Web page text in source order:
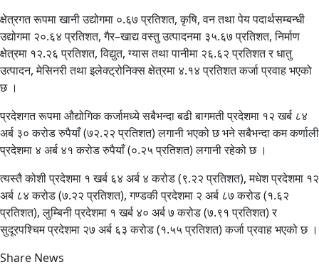
क्षेत्रगत रूपमा खानी उद्योगमा ०.६७ प्रतिशत, कृषि, वन तथा पेय पदार्थसम्बन्धी
उद्योगमा २०.६४ प्रतिशत, गैर–खाद्य वस्तु उत्पादनमा ३५.६७ प्रतिशत, निर्माण
क्षेत्रमा १२.२६ प्रतिशत, विद्युत, ग्यास तथा पानीमा २६.६२ प्रतिशत र धातु
उत्पादन, मेसिनरी तथा इलेक्ट्रोनिक्स क्षेत्रमा ४.१४ प्रतिशत कर्जा प्रवाह भएको
छ ।
प्रदेशगत रूपमा औद्योगिक कर्जामध्ये सबैभन्दा बढी बागमती प्रदेशमा १२ खर्ब ८४
अर्ब ३० करोड रुपैयाँ (७२.२२ प्रतिशत) लगानी भएको छ भने सबैभन्दा कम कर्णाली
प्रदेशमा ४ अर्ब ४१ करोड रुपैयाँ (०.२५ प्रतिशत) लगानी रहेको छ ।
त्यस्तै कोशी प्रदेशमा १ खर्ब ६४ अर्ब ४ करोड (९.२२ प्रतिशत), मधेश प्रदेशमा १२
अर्ब ८४ करोड (७.२२ प्रतिशत), गण्डकी प्रदेशमा २ अर्ब ८७ करोड (१.६२
प्रतिशत), लुम्बिनी प्रदेशमा १ खर्ब ४० अर्ब ७ करोड (७.९१ प्रतिशत) र
सुदूरपश्चिम प्रदेशमा २७ अर्ब ६३ करोड (१.५५ प्रतिशत) कर्जा प्रवाह भएको छ ।
Share News